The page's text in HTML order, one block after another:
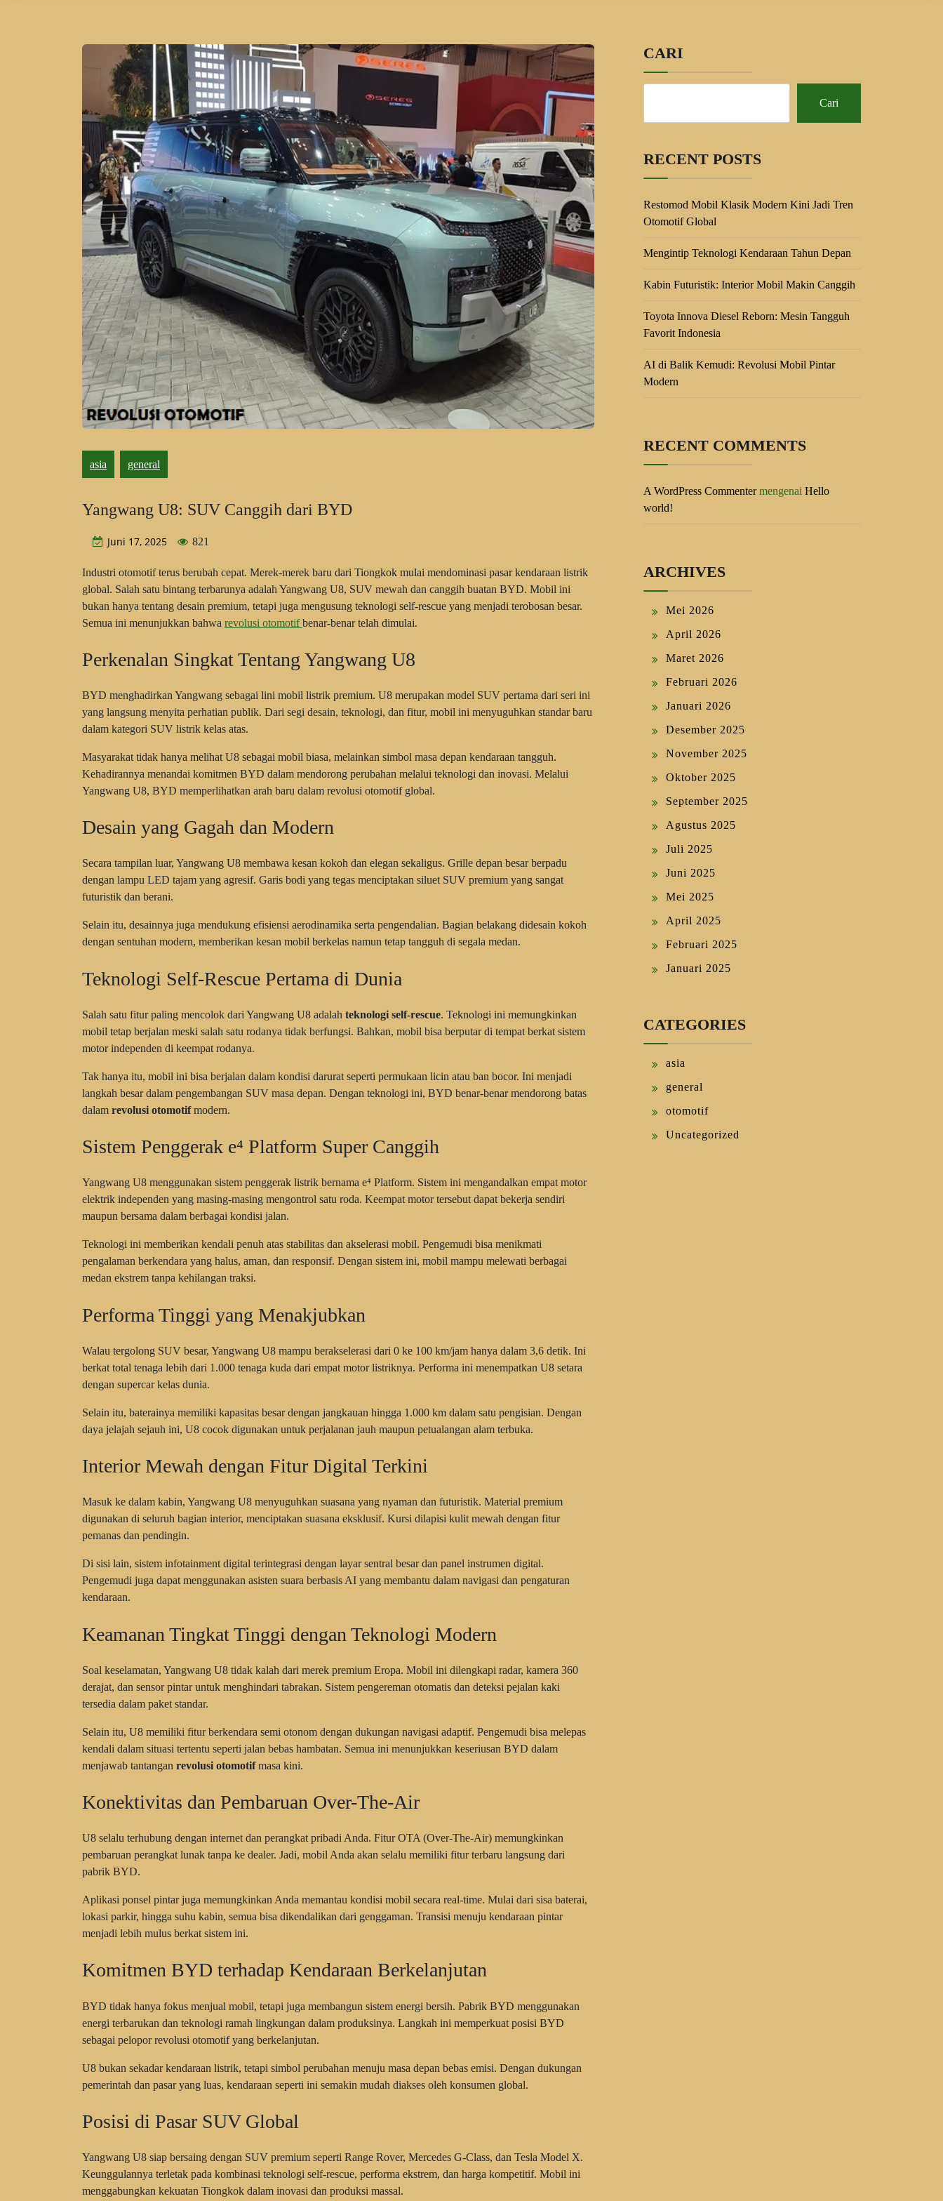
asia general
Yangwang U8: SUV Canggih dari BYD
Juni 17, 2025 821
Industri otomotif terus berubah cepat. Merek-merek baru dari Tiongkok mulai mendominasi pasar kendaraan listrik
global. Salah satu bintang terbarunya adalah Yangwang U8, SUV mewah dan canggih buatan BYD. Mobil ini
bukan hanya tentang desain premium, tetapi juga mengusung teknologi self-rescue yang menjadi terobosan besar.
Semua ini menunjukkan bahwa revolusi otomotifbenar-benar telah dimulai.
Perkenalan Singkat Tentang Yangwang U8
BYD menghadirkan Yangwang sebagai lini mobil listrik premium. U8 merupakan model SUV pertama dari seri ini
yang langsung menyita perhatian publik. Dari segi desain, teknologi, dan fitur, mobil ini menyuguhkan standar baru
dalam kategori SUV listrik kelas atas.
Masyarakat tidak hanya melihat U8 sebagai mobil biasa, melainkan simbol masa depan kendaraan tangguh.
Kehadirannya menandai komitmen BYD dalam mendorong perubahan melalui teknologi dan inovasi. Melalui
Yangwang U8, BYD memperlihatkan arah baru dalam revolusi otomotif global.
Desain yang Gagah dan Modern
Secara tampilan luar, Yangwang U8 membawa kesan kokoh dan elegan sekaligus. Grille depan besar berpadu
dengan lampu LED tajam yang agresif. Garis bodi yang tegas menciptakan siluet SUV premium yang sangat
futuristik dan berani.
Selain itu, desainnya juga mendukung efisiensi aerodinamika serta pengendalian. Bagian belakang didesain kokoh
dengan sentuhan modern, memberikan kesan mobil berkelas namun tetap tangguh di segala medan.
Teknologi Self-Rescue Pertama di Dunia
Salah satu fitur paling mencolok dari Yangwang U8 adalah teknologi self-rescue. Teknologi ini memungkinkan
mobil tetap berjalan meski salah satu rodanya tidak berfungsi. Bahkan, mobil bisa berputar di tempat berkat sistem
motor independen di keempat rodanya.
Tak hanya itu, mobil ini bisa berjalan dalam kondisi darurat seperti permukaan licin atau ban bocor. Ini menjadi
langkah besar dalam pengembangan SUV masa depan. Dengan teknologi ini, BYD benar-benar mendorong batas
dalam revolusi otomotifmodern.
Sistem Penggerak e⁴ Platform Super Canggih
Yangwang U8 menggunakan sistem penggerak listrik bernama e⁴ Platform. Sistem ini mengandalkan empat motor
elektrik independen yang masing-masing mengontrol satu roda. Keempat motor tersebut dapat bekerja sendiri
maupun bersama dalam berbagai kondisi jalan.
Teknologi ini memberikan kendali penuh atas stabilitas dan akselerasi mobil. Pengemudi bisa menikmati
pengalaman berkendara yang halus, aman, dan responsif. Dengan sistem ini, mobil mampu melewati berbagai
medan ekstrem tanpa kehilangan traksi.
Performa Tinggi yang Menakjubkan
Walau tergolong SUV besar, Yangwang U8 mampu berakselerasi dari 0 ke 100 km/jam hanya dalam 3,6 detik. Ini
berkat total tenaga lebih dari 1.000 tenaga kuda dari empat motor listriknya. Performa ini menempatkan U8 setara
dengan supercar kelas dunia.
Selain itu, baterainya memiliki kapasitas besar dengan jangkauan hingga 1.000 km dalam satu pengisian. Dengan
daya jelajah sejauh ini, U8 cocok digunakan untuk perjalanan jauh maupun petualangan alam terbuka.
Interior Mewah dengan Fitur Digital Terkini
Masuk ke dalam kabin, Yangwang U8 menyuguhkan suasana yang nyaman dan futuristik. Material premium
digunakan di seluruh bagian interior, menciptakan suasana eksklusif. Kursi dilapisi kulit mewah dengan fitur
pemanas dan pendingin.
Di sisi lain, sistem infotainment digital terintegrasi dengan layar sentral besar dan panel instrumen digital.
Pengemudi juga dapat menggunakan asisten suara berbasis AI yang membantu dalam navigasi dan pengaturan
kendaraan.
Keamanan Tingkat Tinggi dengan Teknologi Modern
Soal keselamatan, Yangwang U8 tidak kalah dari merek premium Eropa. Mobil ini dilengkapi radar, kamera 360
derajat, dan sensor pintar untuk menghindari tabrakan. Sistem pengereman otomatis dan deteksi pejalan kaki
tersedia dalam paket standar.
Selain itu, U8 memiliki fitur berkendara semi otonom dengan dukungan navigasi adaptif. Pengemudi bisa melepas
kendali dalam situasi tertentu seperti jalan bebas hambatan. Semua ini menunjukkan keseriusan BYD dalam
menjawab tantangan revolusi otomotifmasa kini.
Konektivitas dan Pembaruan Over-The-Air
U8 selalu terhubung dengan internet dan perangkat pribadi Anda. Fitur OTA (Over-The-Air) memungkinkan
pembaruan perangkat lunak tanpa ke dealer. Jadi, mobil Anda akan selalu memiliki fitur terbaru langsung dari
pabrik BYD.
Aplikasi ponsel pintar juga memungkinkan Anda memantau kondisi mobil secara real-time. Mulai dari sisa baterai,
lokasi parkir, hingga suhu kabin, semua bisa dikendalikan dari genggaman. Transisi menuju kendaraan pintar
menjadi lebih mulus berkat sistem ini.
Komitmen BYD terhadap Kendaraan Berkelanjutan
BYD tidak hanya fokus menjual mobil, tetapi juga membangun sistem energi bersih. Pabrik BYD menggunakan
energi terbarukan dan teknologi ramah lingkungan dalam produksinya. Langkah ini memperkuat posisi BYD
sebagai pelopor revolusi otomotif yang berkelanjutan.
U8 bukan sekadar kendaraan listrik, tetapi simbol perubahan menuju masa depan bebas emisi. Dengan dukungan
pemerintah dan pasar yang luas, kendaraan seperti ini semakin mudah diakses oleh konsumen global.
Posisi di Pasar SUV Global
Yangwang U8 siap bersaing dengan SUV premium seperti Range Rover, Mercedes G-Class, dan Tesla Model X.
Keunggulannya terletak pada kombinasi teknologi self-rescue, performa ekstrem, dan harga kompetitif. Mobil ini
menggabungkan kekuatan Tiongkok dalam inovasi dan produksi massal.
CARI
Cari
RECENT POSTS
Restomod Mobil Klasik Modern Kini Jadi Tren
Otomotif Global
Mengintip Teknologi Kendaraan Tahun Depan
Kabin Futuristik: Interior Mobil Makin Canggih
Toyota Innova Diesel Reborn: Mesin Tangguh
Favorit Indonesia
AI di Balik Kemudi: Revolusi Mobil Pintar
Modern
RECENT COMMENTS
A WordPress Commentermengenai Hello
world!
ARCHIVES
Mei 2026
April 2026
Maret 2026
Februari 2026
Januari 2026
Desember 2025
November 2025
Oktober 2025
September 2025
Agustus 2025
Juli 2025
Juni 2025
Mei 2025
April 2025
Februari 2025
Januari 2025
CATEGORIES
asia
general
otomotif
Uncategorized